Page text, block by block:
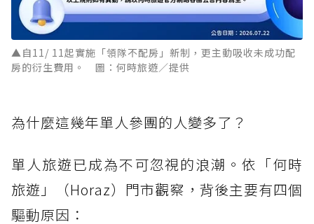
▲自11/ 11起實施「領隊不配房」新制，更主動吸收未成功配
房的衍生費用。 圖：何時旅遊／提供
為什麼這幾年單人參團的人變多了？
單人旅遊已成為不可忽視的浪潮。依「何時
旅遊」（Horaz）門市觀察，背後主要有四個
驅動原因：